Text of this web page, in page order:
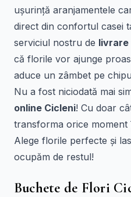
ușurință aranjamentele
direct din confortul casei
serviciul nostru de livrare
că florile vor ajunge
aduce un zâmbet pe
Nu a fost niciodată mai
online Cicleni! Cu doar
transforma orice moment
Alege florile perfecte și
ocupăm de restul!
Buchete de Flori